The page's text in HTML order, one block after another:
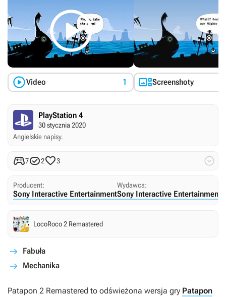

Video 1 Screenshoty
PlayStation 4
30 stycznia 2020
Angielskie napisy.
723 
Producent:
Sony Interactive Entertainment
Wydawca:
Sony Interactive Entertainment
LocoRoco 2 Remastered
Fabuła
Mechanika
Patapon 2 Remastered to odświeżona wersja gry Patapon